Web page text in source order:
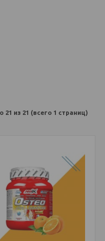
21 из 21 (всего 1 страниц)